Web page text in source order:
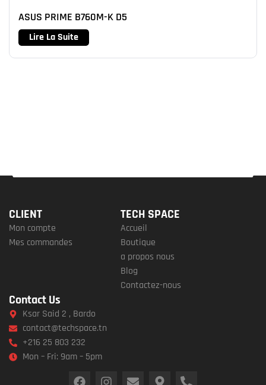
ASUS PRIME B760M-K D5
Lire La Suite
CLIENT
Mon compte
Mes commandes
TECH SPACE
Accueil
Boutique
a propos nous
Blog
Contactez-nous
Contact Us
Ksar Said 2 , Bardo
contact@techspace.tn
+216 25 803 232
Mon – Fri: 9am – 5pm